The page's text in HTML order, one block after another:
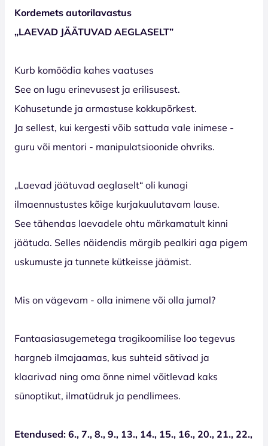
Kordemets autorilavastus
„LAEVAD JÄÄTUVAD AEGLASELT”
Kurb komöödia kahes vaatuses
See on lugu erinevusest ja erilisusest.
Kohusetunde ja armastuse kokkupõrkest.
Ja sellest, kui kergesti võib sattuda vale inimese -
guru või mentori - manipulatsioonide ohvriks.
„Laevad jäätuvad aeglaselt“ oli kunagi
ilmaennustustes kõige kurjakuulutavam lause.
See tähendas laevadele ohtu märkamatult kinni
jäätuda. Selles näidendis märgib pealkiri aga pigem
uskumuste ja tunnete kütkeisse jäämist.
Mis on vägevam - olla inimene või olla jumal?
Fantaasiasugemetega tragikoomilise loo tegevus
hargneb ilmajaamas, kus suhteid sätivad ja
klaarivad ning oma õnne nimel võitlevad kaks
sünoptikut, ilmatüdruk ja pendlimees.
Etendused: 6., 7., 8., 9., 13., 14., 15., 16., 20., 21., 22.,